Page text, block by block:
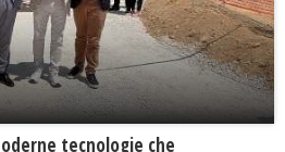
tecnologie che